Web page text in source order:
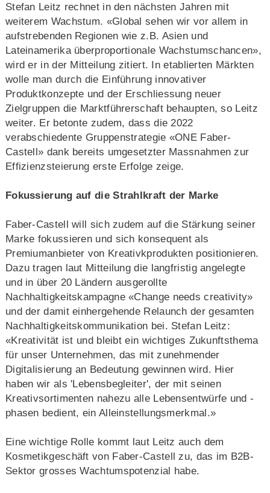
Stefan Leitz rechnet in den nächsten Jahren mit
weiterem Wachstum. «Global sehen wir vor allem in
aufstrebenden Regionen wie z.B. Asien und
Lateinamerika überproportionale Wachstumschancen»,
wird er in der Mitteilung zitiert. In etablierten Märkten
wolle man durch die Einführung innovativer
Produktkonzepte und der Erschliessung neuer
Zielgruppen die Marktführerschaft behaupten, so Leitz
weiter. Er betonte zudem, dass die 2022
verabschiedente Gruppenstrategie «ONE Faber-
Castell» dank bereits umgesetzter Massnahmen zur
Effizienzsteierung erste Erfolge zeige.
Fokussierung auf die Strahlkraft der Marke
Faber-Castell will sich zudem auf die Stärkung seiner
Marke fokussieren und sich konsequent als
Premiumanbieter von Kreativkprodukten positionieren.
Dazu tragen laut Mitteilung die langfristig angelegte
und in über 20 Ländern ausgerollte
Nachhaltigkeitskampagne «Change needs creativity»
und der damit einhergehende Relaunch der gesamten
Nachhaltigkeitskommunikation bei. Stefan Leitz:
«Kreativität ist und bleibt ein wichtiges Zukunftsthema
für unser Unternehmen, das mit zunehmender
Digitalisierung an Bedeutung gewinnen wird. Hier
haben wir als 'Lebensbegleiter', der mit seinen
Kreativsortimenten nahezu alle Lebensentwürfe und -
phasen bedient, ein Alleinstellungsmerkmal.»
Eine wichtige Rolle kommt laut Leitz auch dem
Kosmetikgeschäft von Faber-Castell zu, das im B2B-
Sektor grosses Wachtumspotenzial habe.